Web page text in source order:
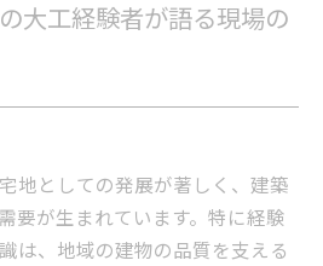
大工経験者が語る現場の
地としての発展が著しく、建築
要が生まれています。特に経験
は、地域の建物の品質を支える